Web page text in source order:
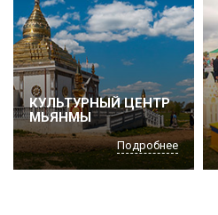
КУЛЬТУРНЫЙ ЦЕНТР
МЬЯНМЫ
Подробнее